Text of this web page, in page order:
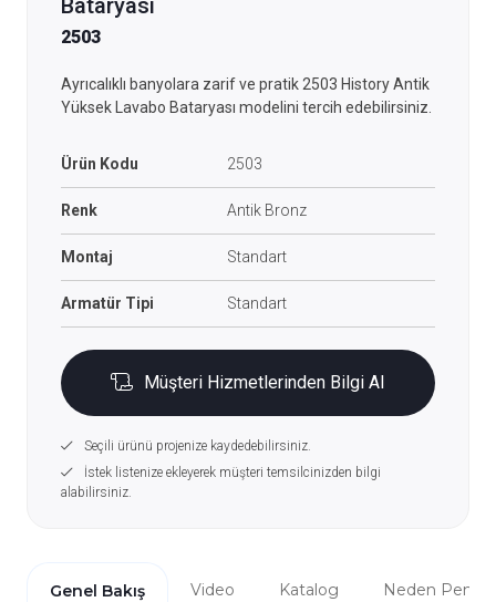
Bataryası
2503
Ayrıcalıklı banyolara zarif ve pratik 2503 History Antik
Yüksek Lavabo Bataryası modelini tercih edebilirsiniz.
Ürün Kodu 2503
Renk Antik Bronz
Montaj Standart
Armatür Tipi Standart
Müşteri Hizmetlerinden Bilgi Al
Seçili ürünü projenize kaydedebilirsiniz.
İstek listenize ekleyerek müşteri temsilcinizden bilgi
alabilirsiniz.
Genel Bakış Video Katalog Neden Penta?